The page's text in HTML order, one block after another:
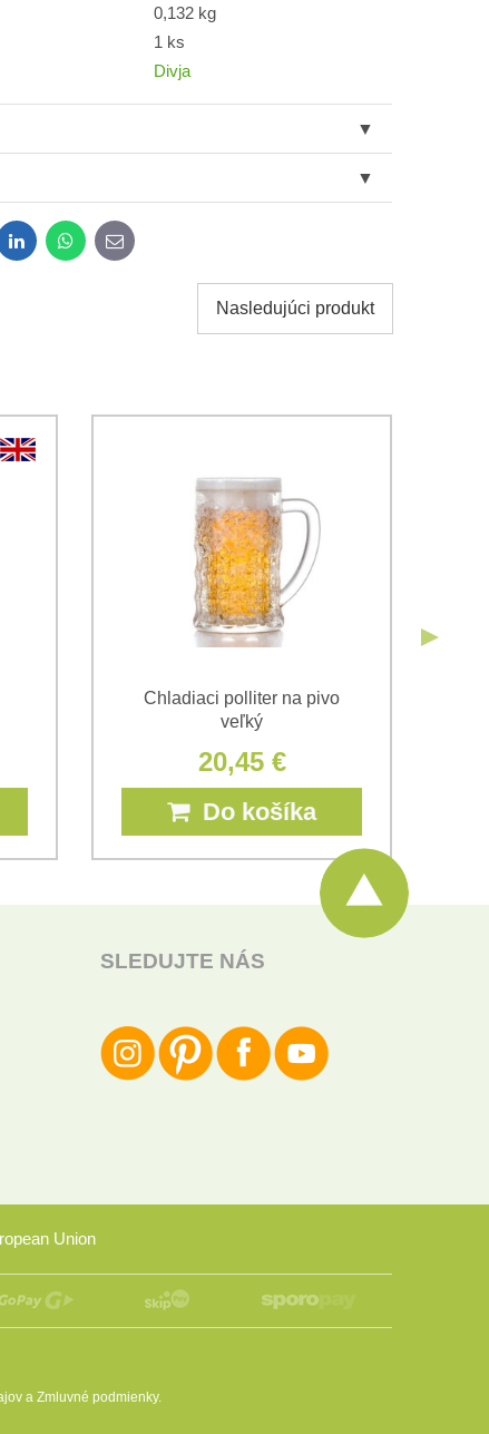
0,132 kg
1 ks
Divja
Ochrany osobných údajovspoločnosti Bomba s.r.o.
LinkedInWhatsApp
E-
mail
Nasledujúci produkt
Chladiaci polliter na pivo
veľký
20,45 €
Do košíka
SLEDUJTE NÁS
Union
a Zmluvné podmienky.